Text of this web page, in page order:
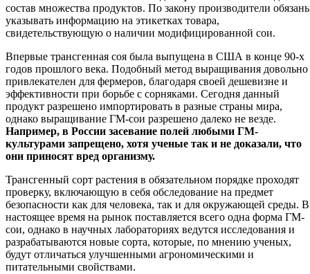
состав множества продуктов. По закону производители
указывать информацию на этикетках товара,
свидетельствующую о наличии модифицированной сои.
Впервые трансгенная соя была выпущена в США в конце 90-х
годов прошлого века. Подобный метод выращивания довольно
привлекателен для фермеров, благодаря своей дешевизне и
эффективности при борьбе с сорняками. Сегодня данный
продукт разрешено импортировать в разные страны мира,
однако выращивание ГМ-сои разрешено далеко не везде.
Например, в России засевание полей любыми ГМ-
культурами запрещено, хотя ученые так и не доказали, что
они приносят вред организму.
Трансгенный сорт растения в обязательном порядке проходят
проверку, включающую в себя обследование на предмет
безопасности как для человека, так и для окружающей среды. В
настоящее время на рынок поставляется всего одна форма ГМ-
сои, однако в научных лабораториях ведутся исследования и
разрабатываются новые сорта, которые, по мнению ученых,
будут отличаться улучшенными агрономическими и
питательными свойствами.